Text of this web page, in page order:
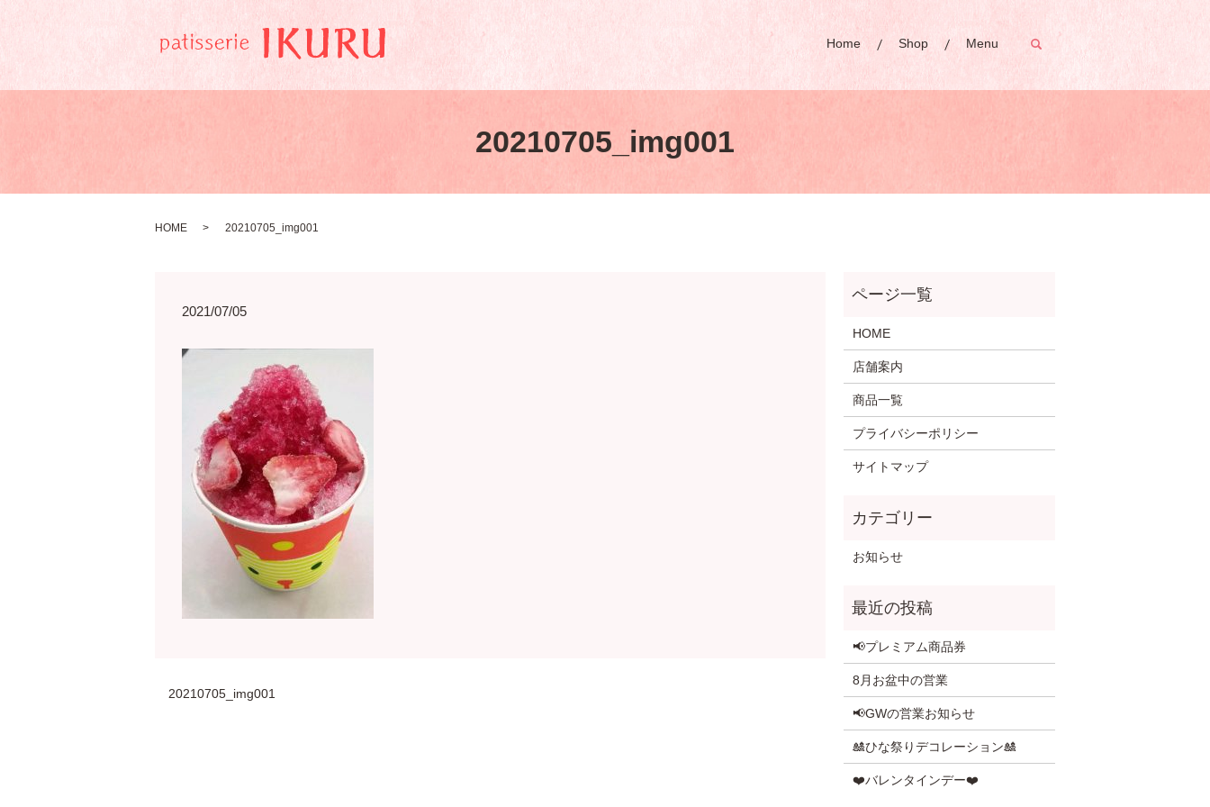
Home Shop Menu search
20210705_img001
HOME 20210705_img001
2021/07/05
20210705_img001
HOME
店舗案内
商品一覧
プライバシーポリシー
サイトマップ
お知らせ
📢プレミアム商品券
8月お盆中の営業
📢GWの営業お知らせ
🎎ひな祭りデコレーション🎎
❤️バレンタインデー❤️